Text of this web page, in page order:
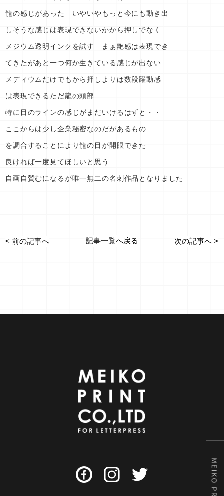
龍の感じがあった いやいやもっと今にも動き出
しそうな感じは表現できないかから押しでなく
メジウム透明インクを試す まぁ艶感は表現でき
てきたがあと一つ何か生きている感じが出ない
メディウムだけでもから押しよりは数段躍動感
は表現できるただ龍の頭部
特に目のラインの感じがまだいけるはずと・・
ここからは少し企業秘密なのだがあるもの
を調合することにより龍の目が開眼できた
良ければ一度見てほしいと思う
自画自賛むになるが唯一無二の名刺作品となりました
< 前の記事へ 記事一覧へ戻る 次の記事へ >